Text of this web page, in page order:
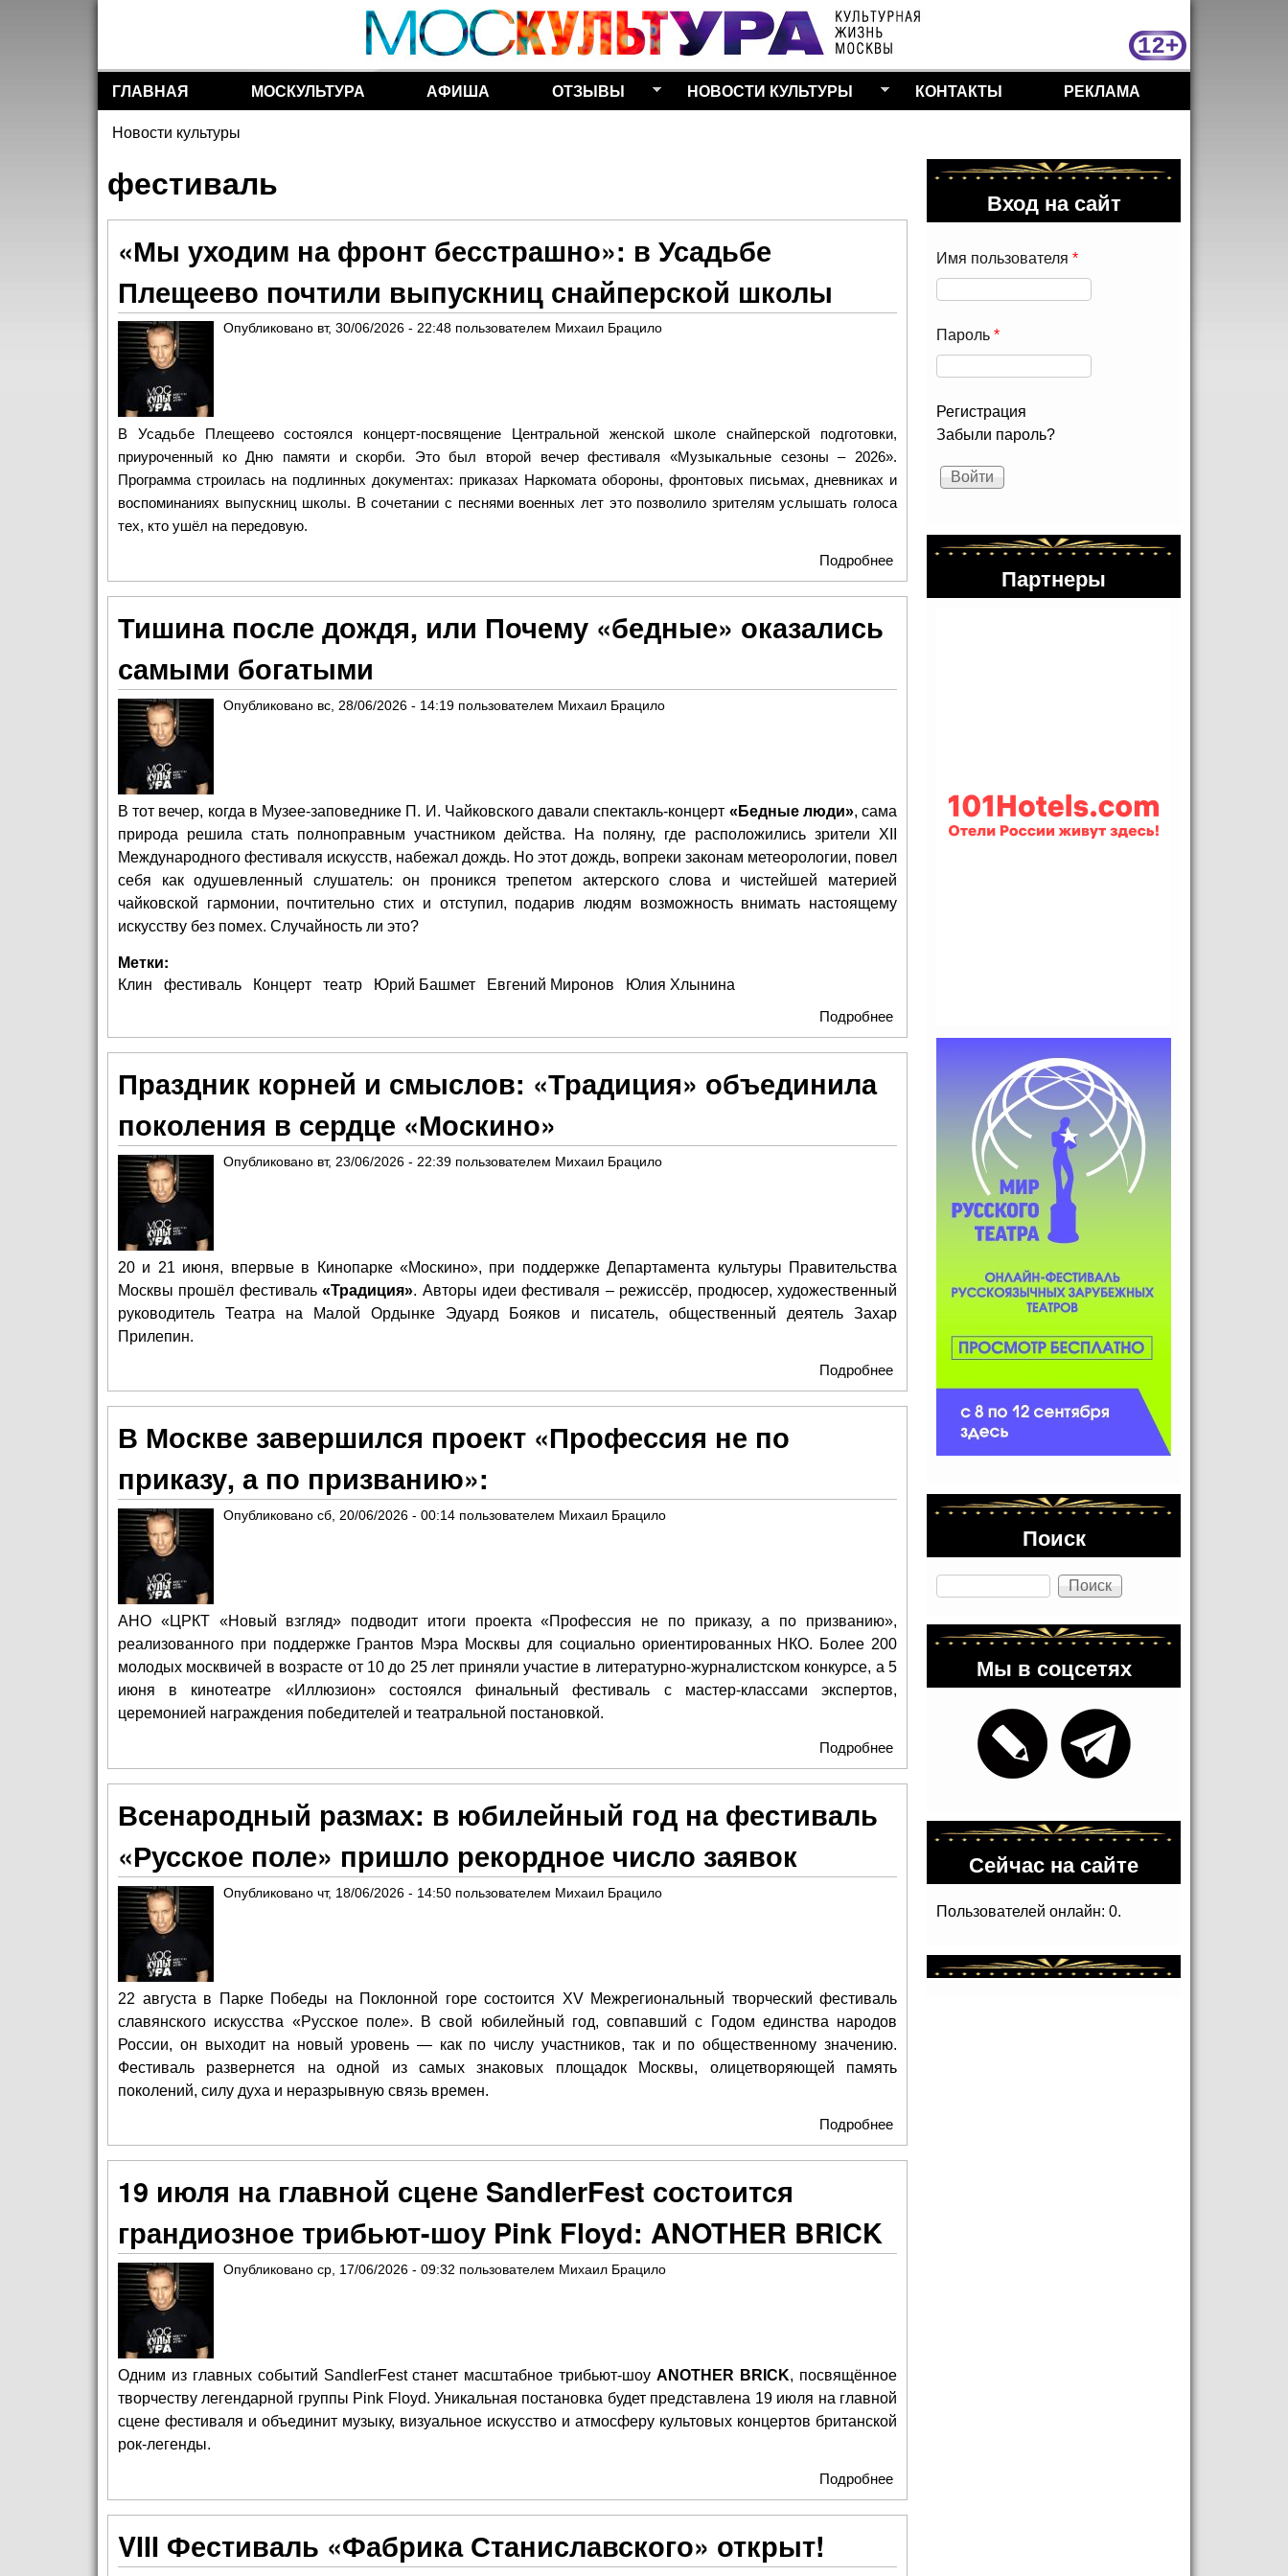
Перейти к основному
содержанию
Разделы сайта
ГЛАВНАЯ МОСКУЛЬТУРА АФИША ОТЗЫВЫ НОВОСТИ КУЛЬТУРЫ КОНТАКТЫ РЕКЛАМА
Вы здесь
Новости культуры
фестиваль
«Мы уходим на фронт бесстрашно»: в Усадьбе
Плещеево почтили выпускниц снайперской школы
Опубликовано вт, 30/06/2026 - 22:48 пользователем Михаил Брацило
В Усадьбе Плещеево состоялся концерт-посвящение Центральной женской школе снайперской подготовки,
приуроченный ко Дню памяти и скорби. Это был второй вечер фестиваля «Музыкальные сезоны – 2026».
Программа строилась на подлинных документах: приказах Наркомата обороны, фронтовых письмах, дневниках и
воспоминаниях выпускниц школы. В сочетании с песнями военных лет это позволило зрителям услышать голоса
тех, кто ушёл на передовую.
Подробнее о «Мы уходим на фронт бесстрашно»: в Усадьбе
Плещеево почтили выпускниц снайперской школы
Тишина после дождя, или Почему «бедные» оказались
самыми богатыми
Опубликовано вс, 28/06/2026 - 14:19 пользователем Михаил Брацило
В тот вечер, когда в Музее-заповеднике П. И. Чайковского давали спектакль-концерт «Бедные люди», сама
природа решила стать полноправным участником действа. На поляну, где расположились зрители XII
Международного фестиваля искусств, набежал дождь. Но этот дождь, вопреки законам метеорологии, повел
себя как одушевленный слушатель: он проникся трепетом актерского слова и чистейшей материей
чайковской гармонии, почтительно стих и отступил, подарив людям возможность внимать настоящему
искусству без помех. Случайность ли это?
Метки:
Клин фестиваль Концерт театр Юрий Башмет Евгений Миронов
Юлия Хлынина
Подробнее
самыми богатыми
Праздник корней и смыслов: «Традиция» объединила
поколения в сердце «Москино»
Опубликовано вт, 23/06/2026 - 22:39 пользователем Михаил Брацило
20 и 21 июня, впервые в Кинопарке «Москино», при поддержке Департамента культуры Правительства
Москвы прошёл фестиваль«Традиция». Авторы идеи фестиваля – режиссёр, продюсер, художественный
руководитель Театра на Малой Ордынке Эдуард Бояков и писатель, общественный деятель Захар
Прилепин.
Подробнее
поколения в сердце «Москино»
В Москве завершился проект «Профессия не по
приказу, а по призванию»:
Опубликовано сб, 20/06/2026 - 00:14 пользователем Михаил Брацило
АНО «ЦРКТ «Новый взгляд» подводит итоги проекта «Профессия не по приказу, а по призванию»,
реализованного при поддержке Грантов Мэра Москвы для социально ориентированных НКО. Более 200
молодых москвичей в возрасте от 10 до 25 лет приняли участие в литературно-журналистском конкурсе, а 5
июня в кинотеатре «Иллюзион» состоялся финальный фестиваль с мастер-классами экспертов,
церемонией награждения победителей и театральной постановкой.
Подробнее о В Москве завершился проект «Профессия не по приказу,
а по призванию»:
Всенародный размах: в юбилейный год на фестиваль
«Русское поле» пришло рекордное число заявок
Опубликовано чт, 18/06/2026 - 14:50 пользователем Михаил Брацило
22 августа в Парке Победы на Поклонной горе состоится XV Межрегиональный творческий фестиваль
славянского искусства «Русское поле». В свой юбилейный год, совпавший с Годом единства народов
России, он выходит на новый уровень — как по числу участников, так и по общественному значению.
Фестиваль развернется на одной из самых знаковых площадок Москвы, олицетворяющей память
поколений, силу духа и неразрывную связь времен.
Подробнее
«Русское поле» пришло рекордное число заявок
19 июля на главной сцене SandlerFest состоится
грандиозное трибьют-шоу Pink Floyd: ANOTHER BRICK
Опубликовано ср, 17/06/2026 - 09:32 пользователем Михаил Брацило
Одним из главных событий SandlerFest станет масштабное трибьют-шоуANOTHER BRICK, посвящённое
творчеству легендарной группы Pink Floyd. Уникальная постановка будет представлена 19 июля на главной
сцене фестиваля и объединит музыку, визуальное искусство и атмосферу культовых концертов британской
рок-легенды.
Подробнее
грандиозное трибьют-шоу Pink Floyd: ANOTHER BRICK
VIII Фестиваль «Фабрика Станиславского» открыт!
Вход на сайт
Имя пользователя *
Пароль *
Регистрация
Забыли пароль?
Партнеры
Поиск
Поиск
Мы в соцсетях
Сейчас на сайте
Пользователей онлайн: 0.